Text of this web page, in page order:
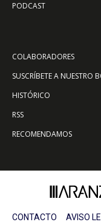
PODCAST
COLABORADORES
SUSCRÍBETE A NUESTRO
HISTÓRICO
RSS
RECOMENDAMOS
CONTACTO AVISO